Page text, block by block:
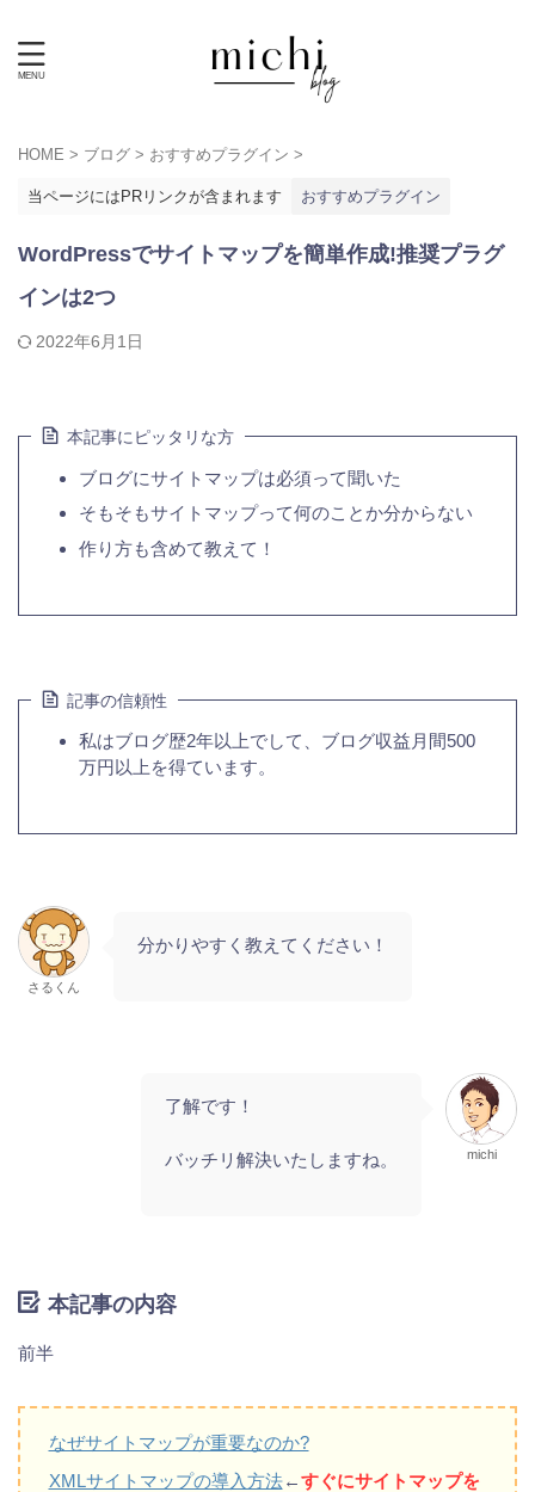
HOME > ブログ > おすすめプラグイン >
当ページにはPRリンクが含まれます おすすめプラグイン
WordPressでサイトマップを簡単作成!推奨プラグ
インは2つ
2022年6月1日
本記事にピッタリな方
ブログにサイトマップは必須って聞いた
そもそもサイトマップって何のことか分からない
作り方も含めて教えて！
記事の信頼性
私はブログ歴2年以上でして、ブログ収益月間500
万円以上を得ています。
さるくん
分かりやすく教えてください！
了解です！
バッチリ解決いたしますね。 michi
本記事の内容
前半
なぜサイトマップが重要なのか?
XMLサイトマップの導入方法←すぐにサイトマップを